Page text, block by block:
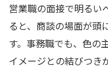
営業職の面接で明るい
ると、商談の場面が頭
す。事務職でも、色の
イメージとの結びつき